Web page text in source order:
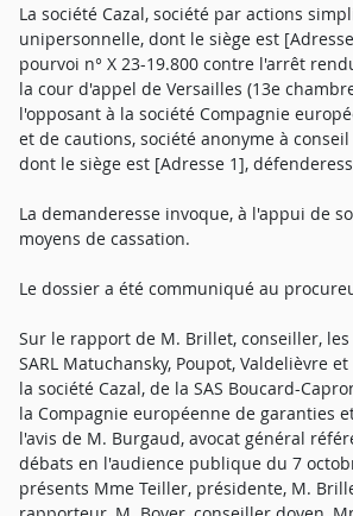
La société Cazal, société par actions
unipersonnelle, dont le siège est
pourvoi n° X 23-19.800 contre l'arrêt
la cour d'appel de Versailles (13e
l'opposant à la société Compagnie
et de cautions, société anonyme à
dont le siège est [Adresse 1],
La demanderesse invoque, à l'appui de
moyens de cassation.
Le dossier a été communiqué au
Sur le rapport de M. Brillet, conseiller,
SARL Matuchansky, Poupot, Valdelièvre
la société Cazal, de la SAS Boucard-
la Compagnie européenne de garanties
l'avis de M. Burgaud, avocat général
débats en l'audience publique du 7
présents Mme Teiller, présidente, M.